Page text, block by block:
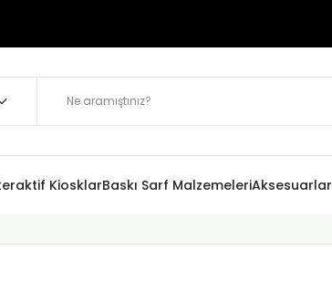
KiosklarBaskı Sarf MalzemeleriAksesuarlar